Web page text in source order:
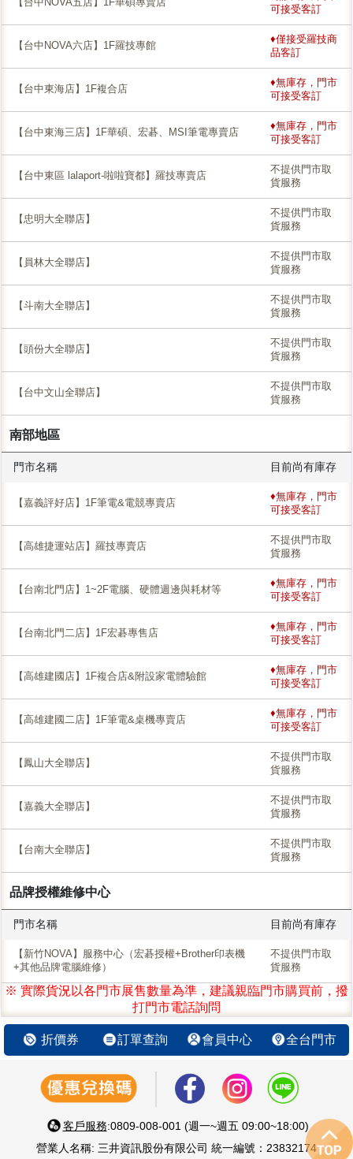
可接受客訂
【台中NOVA六店】1F羅技專館
♦僅接受羅技商
品客訂
【台中東海店】1F複合店
♦無庫存，門市
可接受客訂
【台中東海三店】1F華碩、宏碁、MSI筆電專賣店
♦無庫存，門市
可接受客訂
【台中東區 lalaport-啦啦寶都】羅技專賣店
不提供門市取
貨服務
【忠明大全聯店】
不提供門市取
貨服務
【員林大全聯店】
不提供門市取
貨服務
【斗南大全聯店】
不提供門市取
貨服務
【頭份大全聯店】
不提供門市取
貨服務
【台中文山全聯店】
不提供門市取
貨服務
南部地區
門市名稱 目前尚有庫存
【嘉義評好店】1F筆電&電競專賣店
♦無庫存，門市
可接受客訂
【高雄捷運站店】羅技專賣店
不提供門市取
貨服務
【台南北門店】1~2F電腦、硬體週邊與耗材等
♦無庫存，門市
可接受客訂
【台南北門二店】1F宏碁專售店
♦無庫存，門市
可接受客訂
【高雄建國店】1F複合店&附設家電體驗館
♦無庫存，門市
可接受客訂
【高雄建國二店】1F筆電&桌機專賣店
♦無庫存，門市
可接受客訂
【鳳山大全聯店】
不提供門市取
貨服務
【嘉義大全聯店】
不提供門市取
貨服務
【台南大全聯店】
不提供門市取
貨服務
品牌授權維修中心
門市名稱 目前尚有庫存
【新竹NOVA】服務中心（宏碁授權+Brother印表機
+其他品牌電腦維修）
不提供門市取
貨服務
※ 實際貨況以各門市展售數量為準，建議親臨門市購買前，撥
打門市電話詢問
折價券 訂單查詢 會員中心 全台門市
客戶服務:0809-008-001 (週一~週五 09:00~18:00)
營業人名稱: 三井資訊股份有限公司 統一編號：23832174